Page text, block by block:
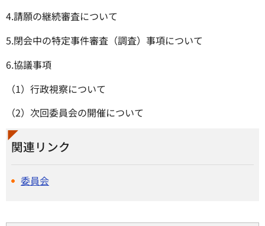
4.請願の継続審査について
5.閉会中の特定事件審査（調査）事項について
6.協議事項
（1）行政視察について
（2）次回委員会の開催について
関連リンク
委員会